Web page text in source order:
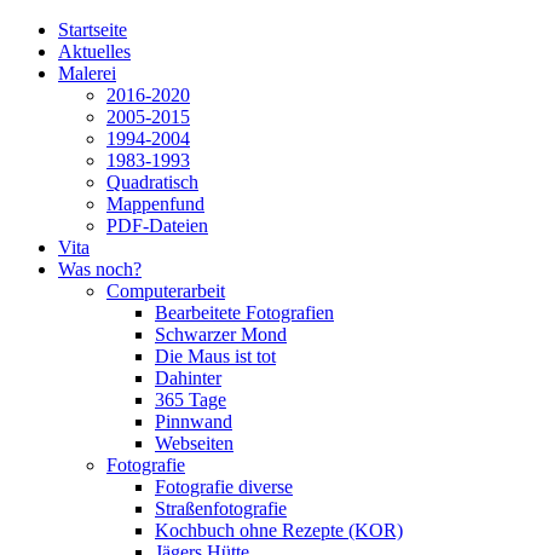
Startseite
Aktuelles
Malerei
2016-2020
2005-2015
1994-2004
1983-1993
Quadratisch
Mappenfund
PDF-Dateien
Vita
Was noch?
Computerarbeit
Bearbeitete Fotografien
Schwarzer Mond
Die Maus ist tot
Dahinter
365 Tage
Pinnwand
Webseiten
Fotografie
Fotografie diverse
Straßenfotografie
Kochbuch ohne Rezepte (KOR)